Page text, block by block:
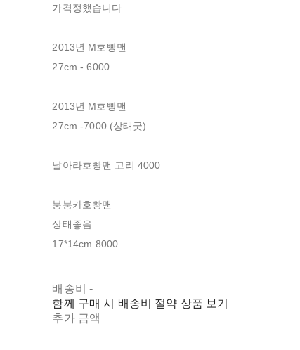
가격정했습니다.
2013년 M호빵맨
27cm - 6000
2013년 M호빵맨
27cm -7000 (상태굿)
날아라호빵맨 고리 4000
붕붕카호빵맨
상태좋음
17*14cm 8000
배송비-
함께 구매 시 배송비 절약 상품 보기
추가 금액